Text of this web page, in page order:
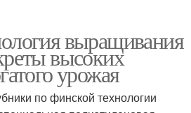
выращивания
высоких
урожая
по финской технологии